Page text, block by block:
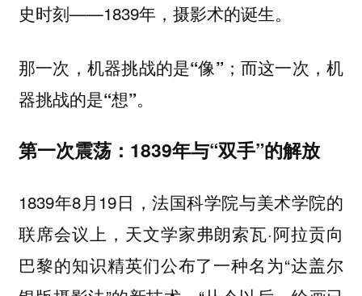
史时刻——1839年，摄影术的诞生。
那一次，机器挑战的是“像”；而这一次，机
器挑战的是“想”。
第一次震荡：1839年与“双手”的解放
1839年8月19日，法国科学院与美术学院的
联席会议上，天文学家弗朗索瓦·阿拉贡向
巴黎的知识精英们公布了一种名为“达盖尔